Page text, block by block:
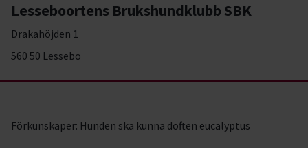
Lesseboortens Brukshundklubb SBK
Drakahöjden 1
560 50 Lessebo
Förkunskaper: Hunden ska kunna doften eucalyptus